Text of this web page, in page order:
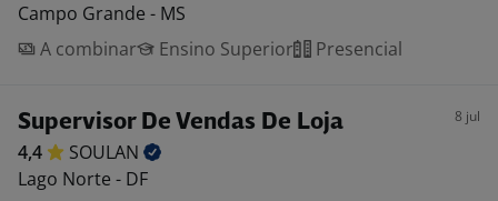
Campo Grande - MS
A combinar
Ensino Superior Presencial
Supervisor De Vendas De Loja 8 jul
4,4
SOULAN
Lago Norte - DF